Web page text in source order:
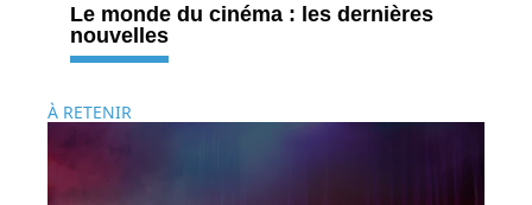
Le monde du cinéma : les dernières
nouvelles
À RETENIR